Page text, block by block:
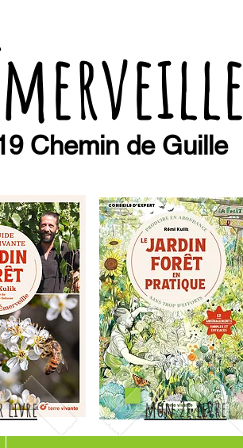
livre mon 2e livre
Chemin de Guille